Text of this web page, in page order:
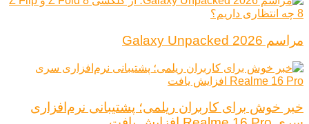
مراسم Galaxy Unpacked 2026
خبر خوش برای کاربران ریلمی؛ پشتیبانی نرم‌افزاری